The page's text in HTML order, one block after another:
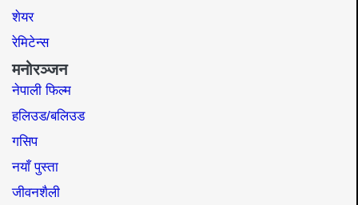
शेयर
रेमिटेन्स
मनोरञ्जन
नेपाली फिल्म
हलिउड/बलिउड
गसिप
नयाँ पुस्ता
जीवनशैली